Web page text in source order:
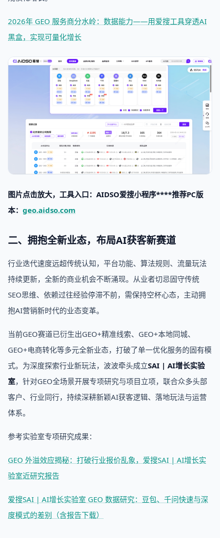
2026年 GEO 服务商分水岭：数据能力——用爱搜工具穿透AI
黑盒，实现可量化增长
图片点击放大，工具入口：AIDSO爱搜小程序****推荐PC版
本： geo.aidso.com
二、拥抱全新业态，布局AI获客新赛道
行业迭代速度远超传统认知，平台功能、算法规则、流量玩法
持续更新，全新的商业机会不断涌现。从业者切忌固守传统
SEO思维、依赖过往经验停滞不前，需保持空杯心态，主动拥
抱AI营销新时代的业态变革。
当前GEO赛道已衍生出GEO+精准线索、GEO+本地同城、
GEO+电商转化等多元全新业态，打破了单一优化服务的固有模
式。为深度探索行业新玩法，波波牵头成立SAI | AI增长实验
室，针对GEO全场景开展专项研究与项目立项，联合众多头部
客户、行业同行，持续深耕新颖AI获客逻辑、落地玩法与运营
体系。
参考实验室专项研究成果：
GEO 外溢效应揭秘：打破行业报价乱象，爱搜SAI | AI增长实
验室近研究报告
爱搜SAI | AI增长实验室 GEO 数据研究：豆包、千问快速与深
度模式的差别（含报告下载）